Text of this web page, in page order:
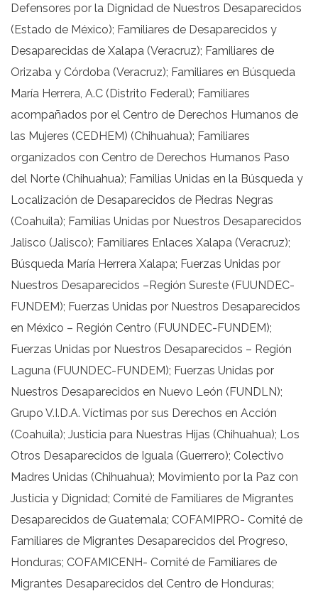
Defensores por la Dignidad de Nuestros Desaparecidos
(Estado de México); Familiares de Desaparecidos y
Desaparecidas de Xalapa (Veracruz); Familiares de
Orizaba y Córdoba (Veracruz); Familiares en Búsqueda
María Herrera, A.C (Distrito Federal); Familiares
acompañados por el Centro de Derechos Humanos de
las Mujeres (CEDHEM) (Chihuahua); Familiares
organizados con Centro de Derechos Humanos Paso
del Norte (Chihuahua); Familias Unidas en la Búsqueda y
Localización de Desaparecidos de Piedras Negras
(Coahuila); Familias Unidas por Nuestros Desaparecidos
Jalisco (Jalisco); Familiares Enlaces Xalapa (Veracruz);
Búsqueda María Herrera Xalapa; Fuerzas Unidas por
Nuestros Desaparecidos –Región Sureste (FUUNDEC-
FUNDEM); Fuerzas Unidas por Nuestros Desaparecidos
en México – Región Centro (FUUNDEC-FUNDEM);
Fuerzas Unidas por Nuestros Desaparecidos – Región
Laguna (FUUNDEC-FUNDEM); Fuerzas Unidas por
Nuestros Desaparecidos en Nuevo León (FUNDLN);
Grupo V.I.D.A. Víctimas por sus Derechos en Acción
(Coahuila); Justicia para Nuestras Hijas (Chihuahua); Los
Otros Desaparecidos de Iguala (Guerrero); Colectivo
Madres Unidas (Chihuahua); Movimiento por la Paz con
Justicia y Dignidad; Comité de Familiares de Migrantes
Desaparecidos de Guatemala; COFAMIPRO- Comité de
Familiares de Migrantes Desaparecidos del Progreso,
Honduras; COFAMICENH- Comité de Familiares de
Migrantes Desaparecidos del Centro de Honduras;